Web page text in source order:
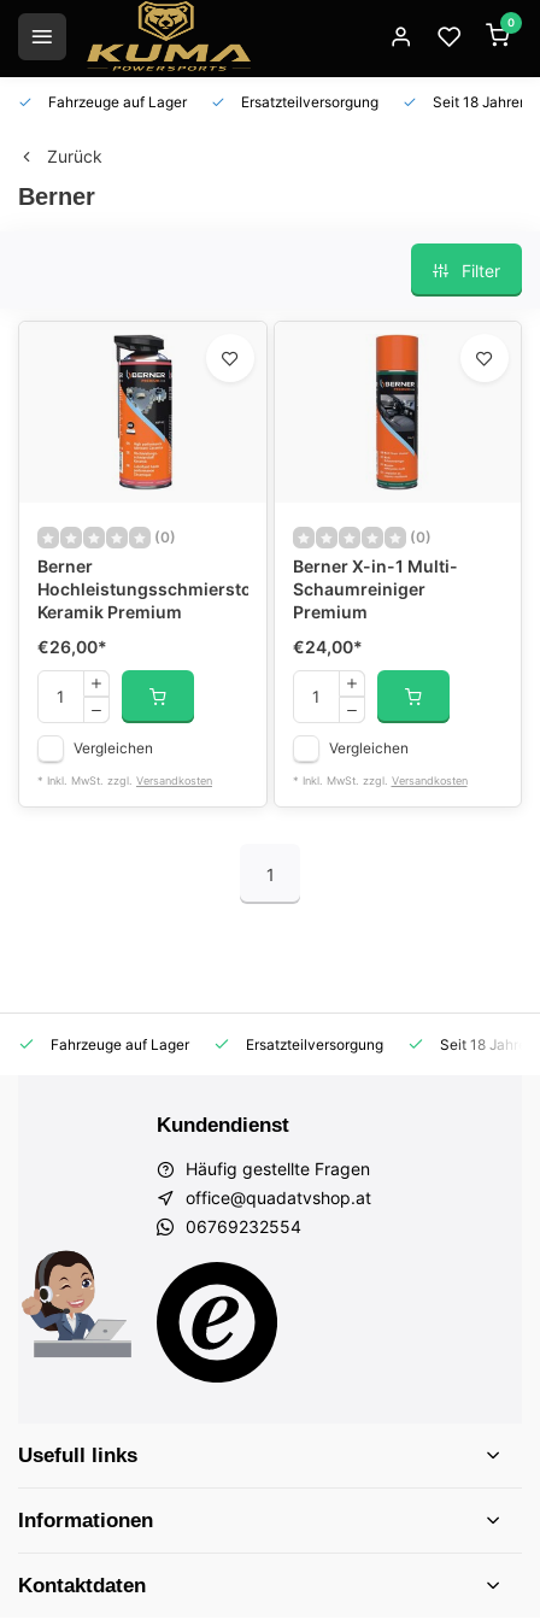
0
Fahrzeuge auf Lager Ersatzteilversorgung Seit 18 Jahren
Zurück
Berner
Filter
(0)
Berner
Hochleistungsschmierstoff
Keramik Premium
€26,00*
Vergleichen
* Inkl. MwSt. zzgl. Versandkosten
(0)
Berner X-in-1 Multi-
Schaumreiniger
Premium
€24,00*
Vergleichen
* Inkl. MwSt. zzgl. Versandkosten
1
Fahrzeuge auf Lager Ersatzteilversorgung Seit 18
Kundendienst
Häufig gestellte Fragen
office@quadatvshop.at
06769232554
Usefull links
Informationen
Kontaktdaten